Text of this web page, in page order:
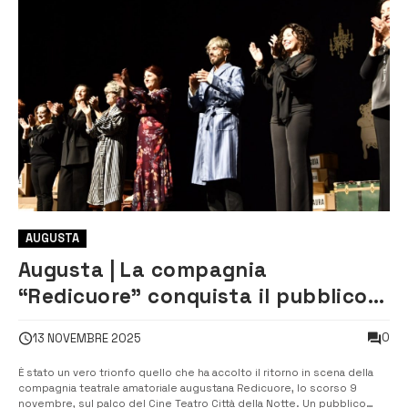
AUGUSTA
Augusta | La compagnia
“Redicuore” conquista il pubblico
13 NOVEMBRE 2025 0
È stato un vero trionfo quello che ha accolto il ritorno in scena della
compagnia teatrale amatoriale augustana Redicuore, lo scorso 9
novembre, sul palco del Cine Teatro Città della Notte. Un pubblico